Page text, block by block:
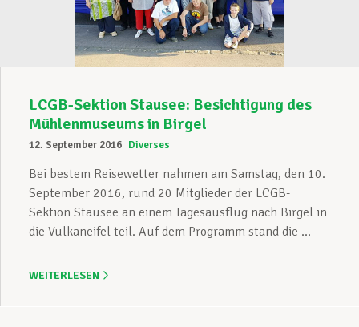
LCGB-Sektion Stausee: Besichtigung des
Mühlenmuseums in Birgel
12. September 2016 Diverses
Bei bestem Reisewetter nahmen am Samstag, den 10.
September 2016, rund 20 Mitglieder der LCGB-
Sektion Stausee an einem Tagesausflug nach Birgel in
die Vulkaneifel teil. Auf dem Programm stand die ...
WEITERLESEN